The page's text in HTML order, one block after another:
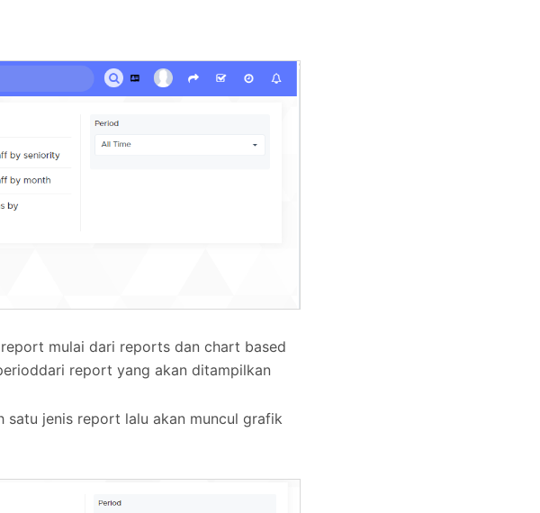
mulai dari reports dan chart based
report yang akan ditampilkan
jenis report lalu akan muncul grafik